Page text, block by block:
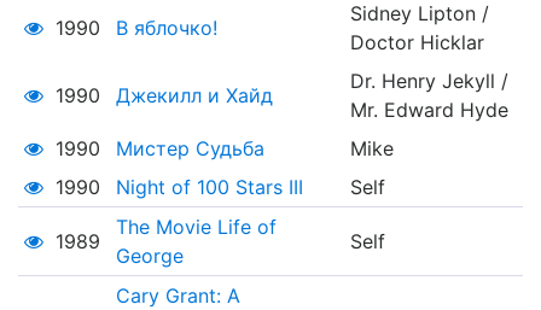
1990 В яблочко!
Sidney Lipton /
Doctor Hicklar
1990 Джекилл и Хайд
Dr. Henry Jekyll /
Mr. Edward Hyde
1990
Мистер Судьба
Mike
1990
Night of 100 Stars III Self
1989
The Movie Life of
George
Self
Cary Grant: A